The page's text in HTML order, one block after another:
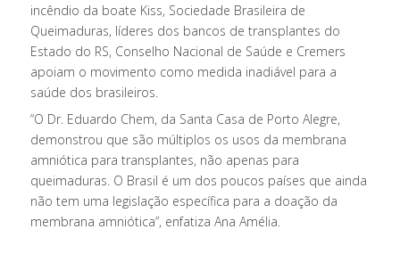
incêndio da boate Kiss, Sociedade Brasileira de
Queimaduras, líderes dos bancos de transplantes do
Estado do RS, Conselho Nacional de Saúde e Cremers
apoiam o movimento como medida inadiável para a
saúde dos brasileiros.
“O Dr. Eduardo Chem, da Santa Casa de Porto Alegre,
demonstrou que são múltiplos os usos da membrana
amniótica para transplantes, não apenas para
queimaduras. O Brasil é um dos poucos países que ainda
não tem uma legislação específica para a doação da
membrana amniótica”, enfatiza Ana Amélia.